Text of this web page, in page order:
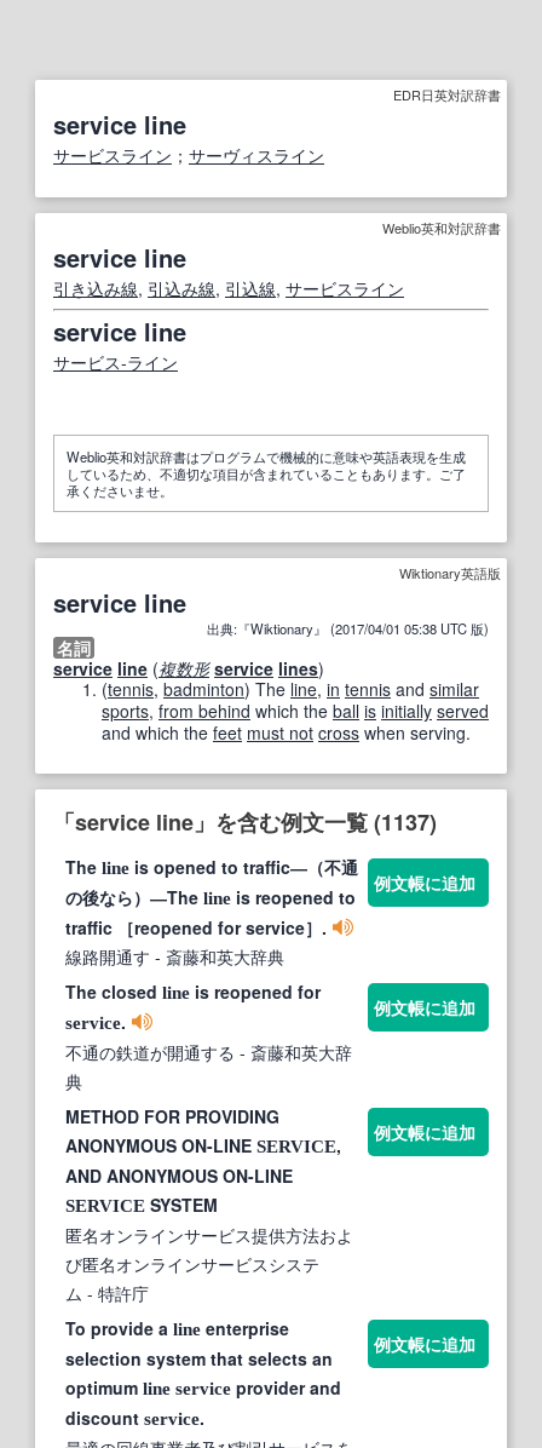
EDR日英対訳辞書
service line
サービスライン ； サーヴィスライン
Weblio英和対訳辞書
service line
引き込み線, 引込み線, 引込線, サービスライン
service line
サービス‐ライン
Weblio英和対訳辞書はプログラムで機械的に意味や英語表現を生成
しているため、不適切な項目が含まれていることもあります。ご了
承くださいませ。
Wiktionary英語版
service line
出典:『Wiktionary』 (2017/04/01 05:38 UTC 版)
名詞
service line (複数形 service lines)
(tennis, badminton) The line, in tennis and similar
sports, from behind which the ball is initially served
and which the feet must not cross when serving.
「service line」を含む例文一覧 (1137)
The line is opened to traffic―（不通
の後なら）―The line is reopened to
traffic ［reopened for service］.
線路開通す - 斎藤和英大辞典
例文帳に追加
The closed line is reopened for
service.
不通の鉄道が開通する - 斎藤和英大辞
典
例文帳に追加
METHOD FOR PROVIDING
ANONYMOUS ON-LINE SERVICE,
AND ANONYMOUS ON-LINE
SERVICE SYSTEM
匿名オンラインサービス提供方法およ
び匿名オンラインサービスシステ
ム - 特許庁
例文帳に追加
To provide a line enterprise
selection system that selects an
optimum line service provider and
discount service.
例文帳に追加